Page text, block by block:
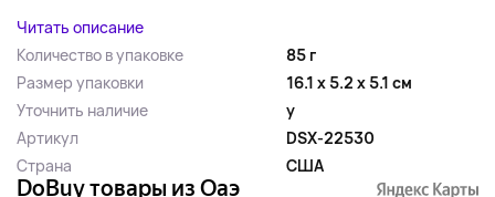
Читать описание
Количество в упаковке
85 г
Размер упаковки
16.1 x 5.2 x 5.1 см
Уточнить наличие
y
Артикул
DSX-22530
Страна
США